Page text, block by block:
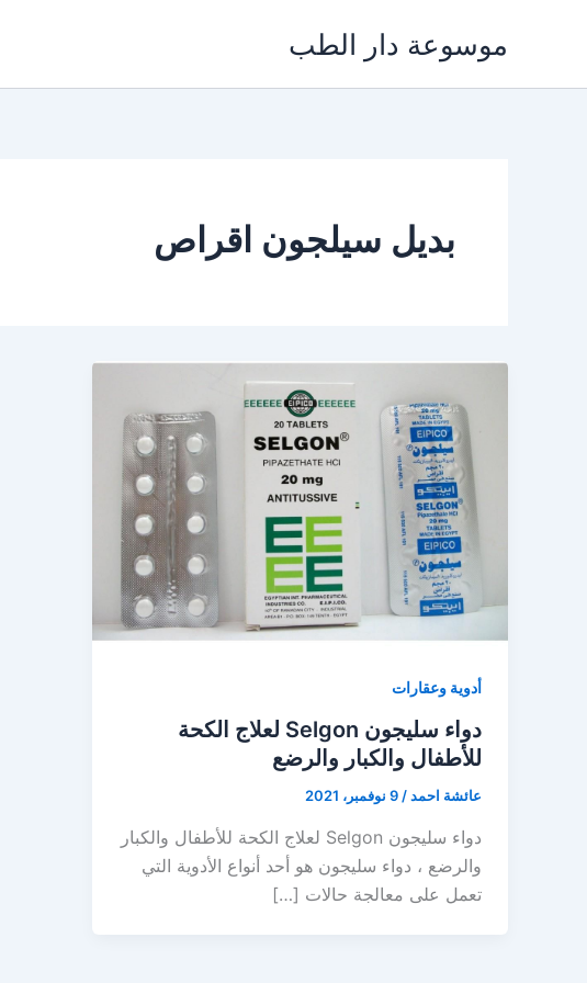
موسوعة دار الطب
بديل سيلجون اقراص
أدوية وعقارات
دواء سليجون Selgon لعلاج الكحة
للأطفال والكبار والرضع
عائشة احمد/9 نوفمبر، 2021
دواء سليجون Selgon لعلاج الكحة للأطفال والكبار
والرضع ، دواء سليجون هو أحد أنواع الأدوية التي
تعمل على معالجة حالات […]